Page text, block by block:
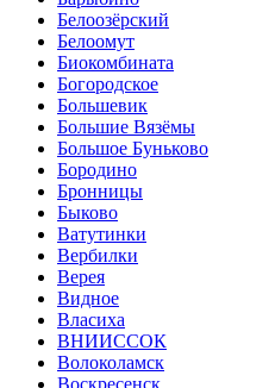
Белоозёрский
Белоомут
Биокомбината
Богородское
Большевик
Большие Вязёмы
Большое Буньково
Бородино
Бронницы
Быково
Ватутинки
Вербилки
Верея
Видное
Власиха
ВНИИССОК
Волоколамск
Воскресенск